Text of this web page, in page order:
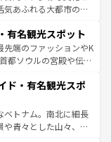
感動が待っているハ
。
ェやワイン、オージ
、サーフィンやダイ
ア好きにはたまらな
存分に味わいつくそ
あふれる大都市の台
部など、都市の喧騒
れる人に新しい発見と
い台湾の食文化も魅
ラエティ豊かな料理
有名観光スポット
先端のファッションやK
都ソウルの宮殿や伝統
然美を楽しむことが
のストリートフード
いる。夜には、韓国な
。あたたかいホスピタ
ド・有名観光スポ
ベトナム。南北に細長
や青々とした山々、世